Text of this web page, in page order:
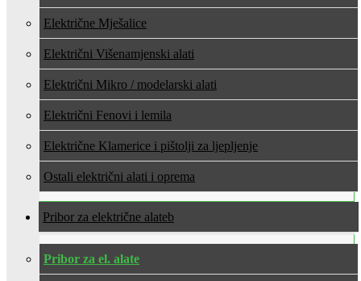
Električne Mješalice
Električni Višenamjenski alati
Električni Mikro / modelarski alati
Električni Fenovi i lemila
Električne Klamerice i pištolji za ljepljenje
Ostali električni alati i oprema
Pribor za električne alate
Pribor za el. alate